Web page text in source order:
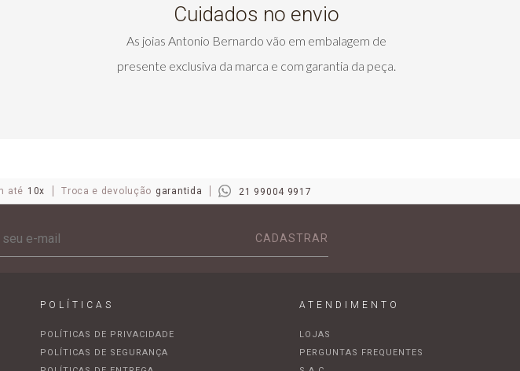
Cuidados no envio
As joias Antonio Bernardo vão em embalagem de
presente exclusiva da marca e com garantia da peça.
até 10x Troca e devolução garantida 21 99004 9917
CADASTRAR
POLÍTICAS
POLÍTICAS DE PRIVACIDADE
POLÍTICAS DE SEGURANÇA
ATENDIMENTO
LOJAS
PERGUNTAS FREQUENTES